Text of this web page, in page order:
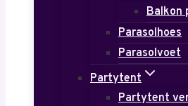
Balkon
Parasolhoes
Parasolvoet
Partytent
Partytent